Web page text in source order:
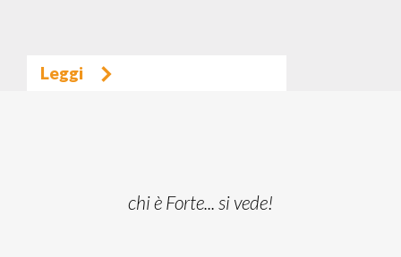
Leggi
chi è Forte... si vede!